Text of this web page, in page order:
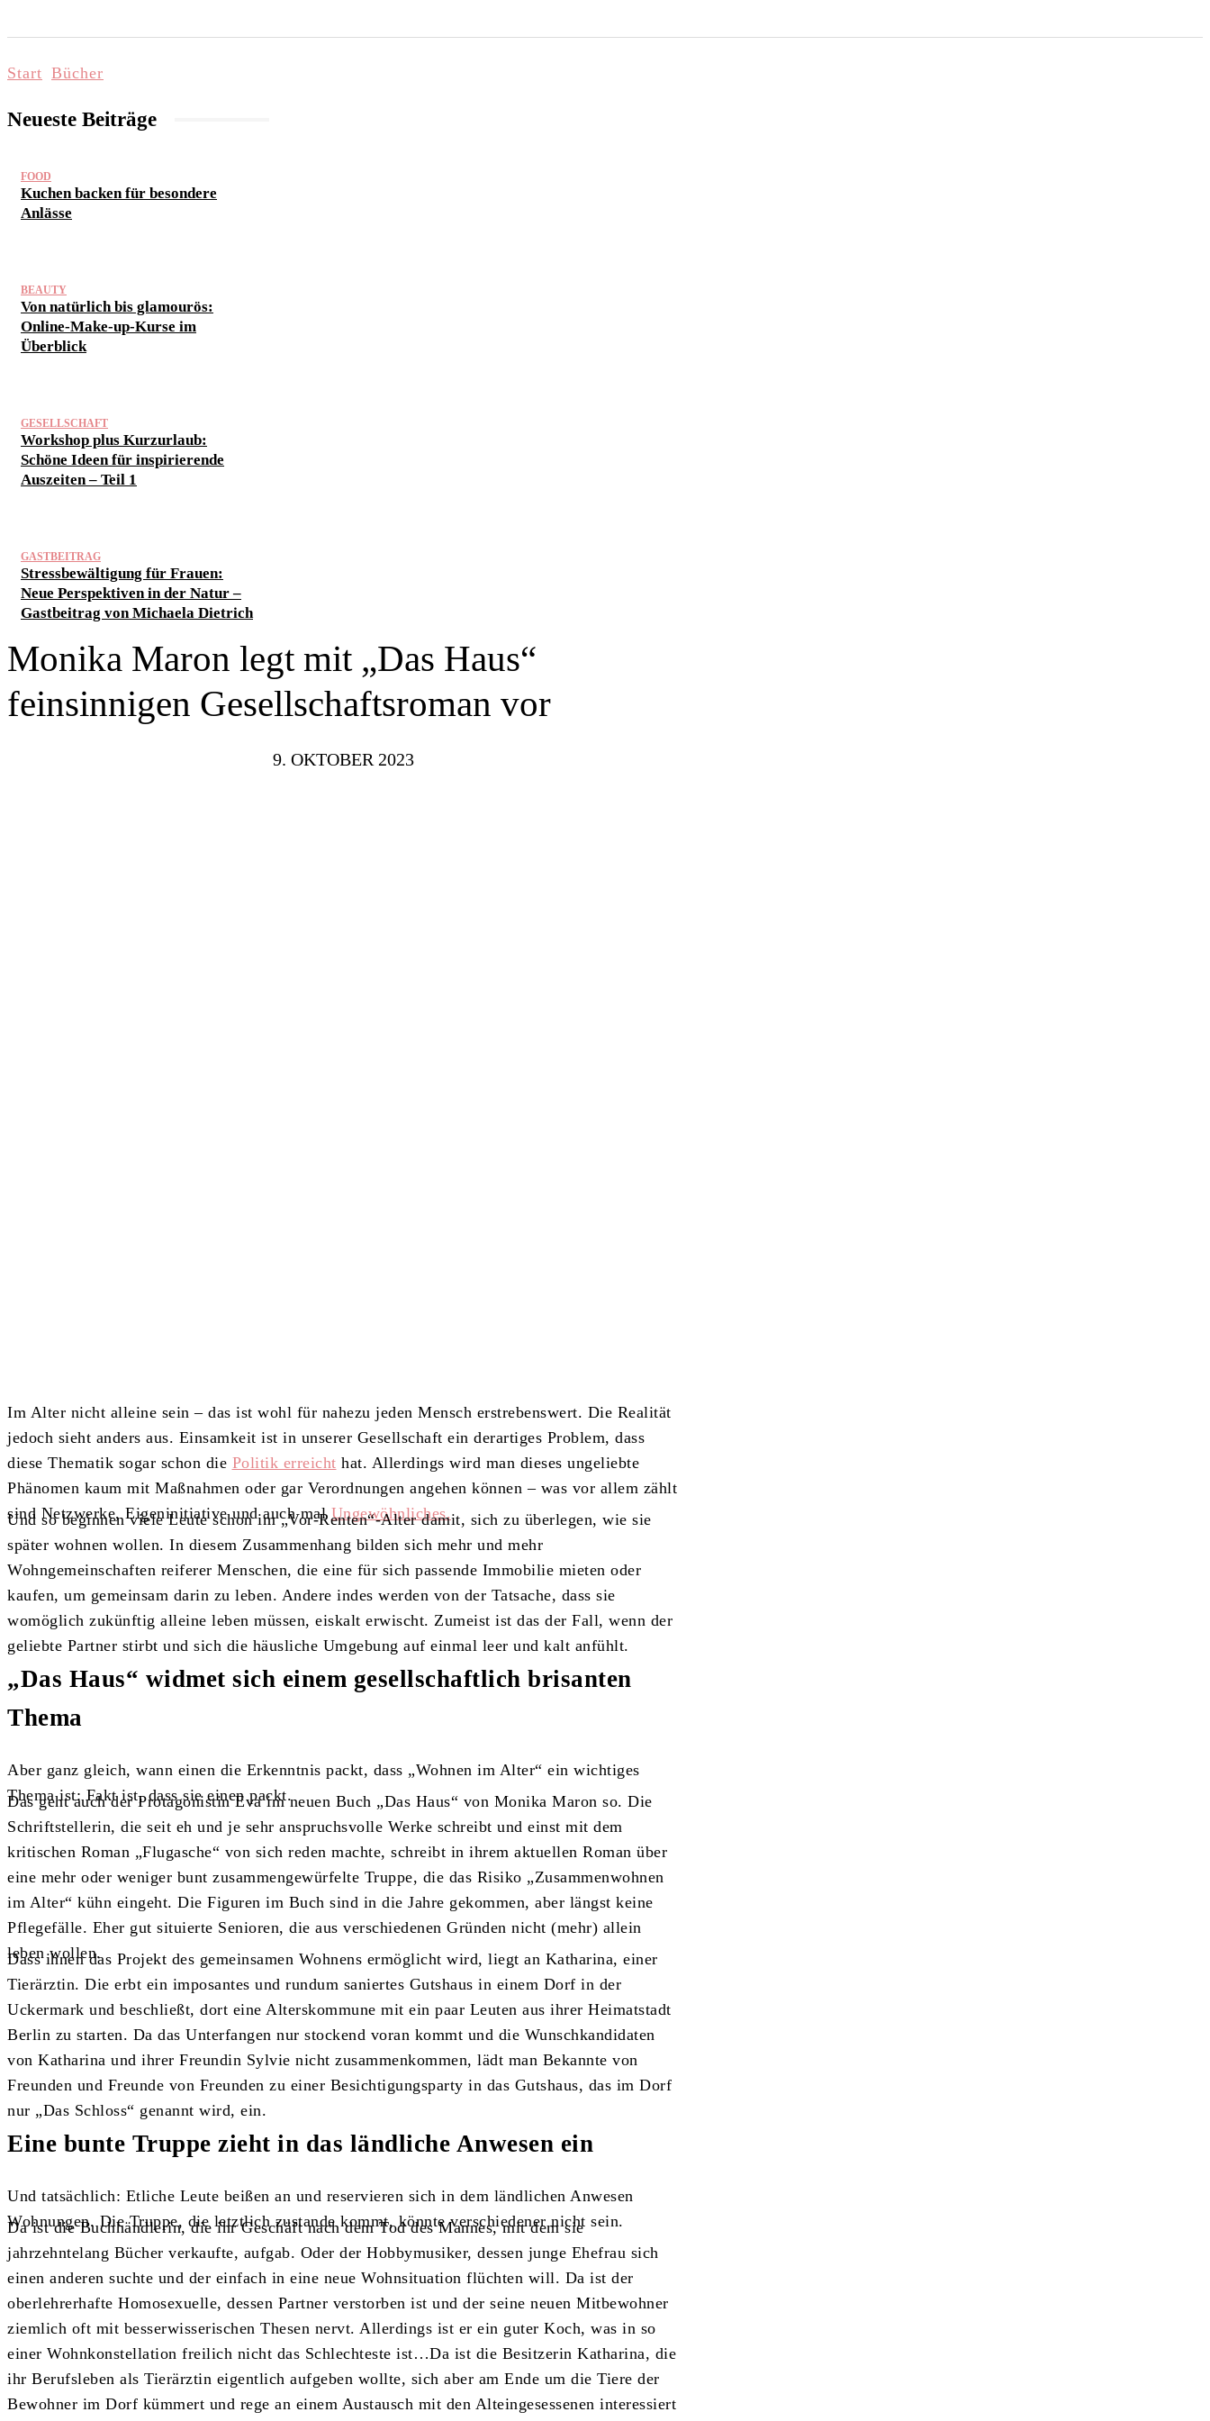
Start Bücher
Neueste Beiträge
FOOD
Kuchen backen für besondere
Anlässe
BEAUTY
Von natürlich bis glamourös:
Online-Make-up-Kurse im
Überblick
GESELLSCHAFT
Workshop plus Kurzurlaub:
Schöne Ideen für inspirierende
Auszeiten – Teil 1
GASTBEITRAG
Stressbewältigung für Frauen:
Neue Perspektiven in der Natur –
Gastbeitrag von Michaela Dietrich
Monika Maron legt mit „Das Haus“
feinsinnigen Gesellschaftsroman vor
9. OKTOBER 2023
Im Alter nicht alleine sein – das ist wohl für nahezu jeden Mensch erstrebenswert. Die Realität
jedoch sieht anders aus. Einsamkeit ist in unserer Gesellschaft ein derartiges Problem, dass
diese Thematik sogar schon die Politik erreicht hat. Allerdings wird man dieses ungeliebte
Phänomen kaum mit Maßnahmen oder gar Verordnungen angehen können – was vor allem zählt
sind Netzwerke, Eigeninitiative und auch mal Ungewöhnliches.
Und so beginnen viele Leute schon im „Vor-Renten“-Alter damit, sich zu überlegen, wie sie
später wohnen wollen. In diesem Zusammenhang bilden sich mehr und mehr
Wohngemeinschaften reiferer Menschen, die eine für sich passende Immobilie mieten oder
kaufen, um gemeinsam darin zu leben. Andere indes werden von der Tatsache, dass sie
womöglich zukünftig alleine leben müssen, eiskalt erwischt. Zumeist ist das der Fall, wenn der
geliebte Partner stirbt und sich die häusliche Umgebung auf einmal leer und kalt anfühlt.
„Das Haus“ widmet sich einem gesellschaftlich brisanten
Thema
Aber ganz gleich, wann einen die Erkenntnis packt, dass „Wohnen im Alter“ ein wichtiges
Thema ist: Fakt ist, dass sie einen packt.
Das geht auch der Protagonistin Eva im neuen Buch „Das Haus“ von Monika Maron so. Die
Schriftstellerin, die seit eh und je sehr anspruchsvolle Werke schreibt und einst mit dem
kritischen Roman „Flugasche“ von sich reden machte, schreibt in ihrem aktuellen Roman über
eine mehr oder weniger bunt zusammengewürfelte Truppe, die das Risiko „Zusammenwohnen
im Alter“ kühn eingeht. Die Figuren im Buch sind in die Jahre gekommen, aber längst keine
Pflegefälle. Eher gut situierte Senioren, die aus verschiedenen Gründen nicht (mehr) allein
leben wollen.
Dass ihnen das Projekt des gemeinsamen Wohnens ermöglicht wird, liegt an Katharina, einer
Tierärztin. Die erbt ein imposantes und rundum saniertes Gutshaus in einem Dorf in der
Uckermark und beschließt, dort eine Alterskommune mit ein paar Leuten aus ihrer Heimatstadt
Berlin zu starten. Da das Unterfangen nur stockend voran kommt und die Wunschkandidaten
von Katharina und ihrer Freundin Sylvie nicht zusammenkommen, lädt man Bekannte von
Freunden und Freunde von Freunden zu einer Besichtigungsparty in das Gutshaus, das im Dorf
nur „Das Schloss“ genannt wird, ein.
Eine bunte Truppe zieht in das ländliche Anwesen ein
Und tatsächlich: Etliche Leute beißen an und reservieren sich in dem ländlichen Anwesen
Wohnungen. Die Truppe, die letztlich zustande kommt, könnte verschiedener nicht sein.
Da ist die Buchhändlerin, die ihr Geschäft nach dem Tod des Mannes, mit dem sie
jahrzehntelang Bücher verkaufte, aufgab. Oder der Hobbymusiker, dessen junge Ehefrau sich
einen anderen suchte und der einfach in eine neue Wohnsituation flüchten will. Da ist der
oberlehrerhafte Homosexuelle, dessen Partner verstorben ist und der seine neuen Mitbewohner
ziemlich oft mit besserwisserischen Thesen nervt. Allerdings ist er ein guter Koch, was in so
einer Wohnkonstellation freilich nicht das Schlechteste ist…Da ist die Besitzerin Katharina, die
ihr Berufsleben als Tierärztin eigentlich aufgeben wollte, sich aber am Ende um die Tiere der
Bewohner im Dorf kümmert und rege an einem Austausch mit den Alteingesessenen interessiert